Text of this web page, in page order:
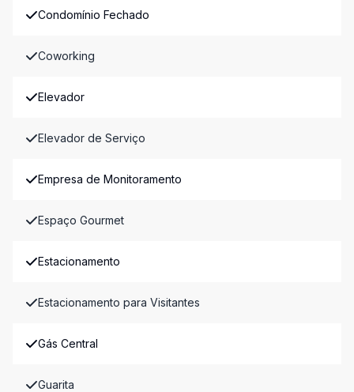
Condomínio Fechado
Coworking
Elevador
Elevador de Serviço
Empresa de Monitoramento
Espaço Gourmet
Estacionamento
Estacionamento para Visitantes
Gás Central
Guarita